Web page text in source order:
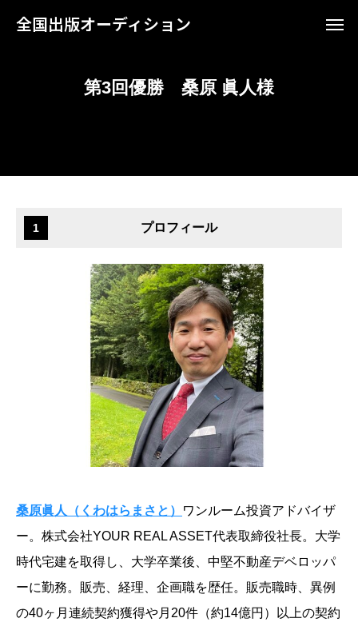
全国出版オーディション
第3回優勝 桑原 眞人様
1 プロフィール
桑原眞人（くわはらまさと）
ワンルーム投資アドバイザ
ー。株式会社YOUR REAL ASSET代表取締役社長。大学
時代宅建を取得し、大学卒業後、中堅不動産デベロッパ
ーに勤務。販売、経理、企画職を歴任。販売職時、異例
の40ヶ月連続契約獲得や月20件（約14億円）以上の契約